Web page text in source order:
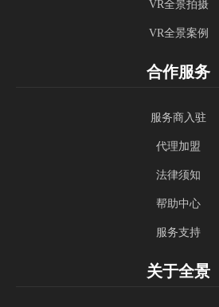
VR全景拍摄
VR全景案例
合作服务
服务商入驻
代理加盟
法律须知
帮助中心
服务支持
关于全景